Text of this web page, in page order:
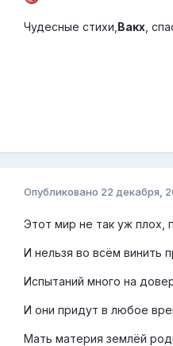
Чудесные стихи, Вакх ,
Опубликовано 22 декабря,
Этот мир не так уж плох,
И нельзя во всём винить
Испытаний много на
И они придут в любое
Мать материя землёй